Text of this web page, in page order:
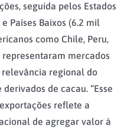
seguida pelos Estados
Países Baixos (6.2 mil
como Chile, Peru,
mercados
regional do
de cacau. “Esse
reflete a
de agregar valor à